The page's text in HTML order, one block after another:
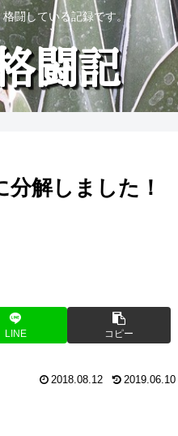
闘している記録です。
解しました！
LINE コピー
2018.08.12 2019.06.10